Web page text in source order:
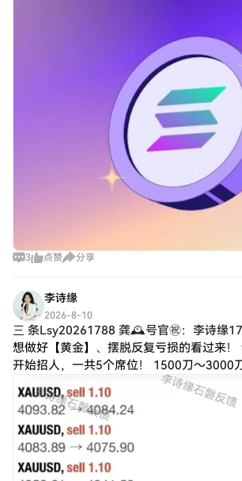
3 点赞 分享
李诗缘
2026-8-10
三 条Lsy20261788 龚🕰️号官㊗️：李诗缘
想做好【黄金】、摆脱反复亏损的看过来
开始招人，一共5个席位！ 1500刀～3000
躁、爱重仓堵行情的人！ 只带愿意遵守风
的交易者！ 最近行情震荡